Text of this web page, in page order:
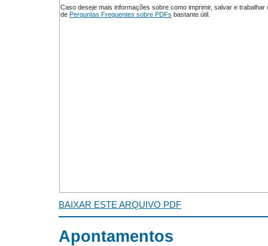
Caso deseje mais informações sobre como imprimir, salvar e
de Perguntas Frequentes sobre PDFs bastante útil.
BAIXAR ESTE ARQUIVO PDF
Apontamentos